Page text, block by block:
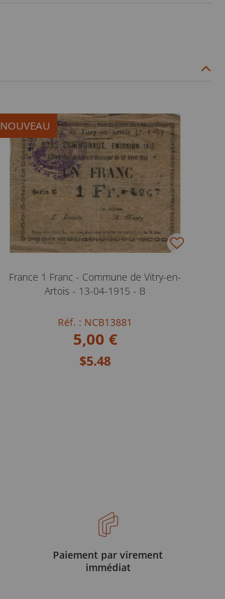
NOUVEAU
France 1 Franc - Commune de Vitry-en-
Artois - 13-04-1915 - B
Réf. : NCB13881
5,00 €
$5.48
Paiement par virement
immédiat